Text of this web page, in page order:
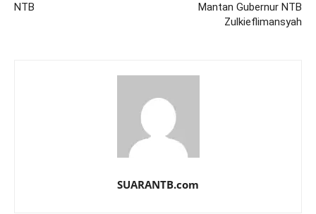
NTB
Mantan Gubernur NTB
Zulkieflimansyah
SUARANTB.com